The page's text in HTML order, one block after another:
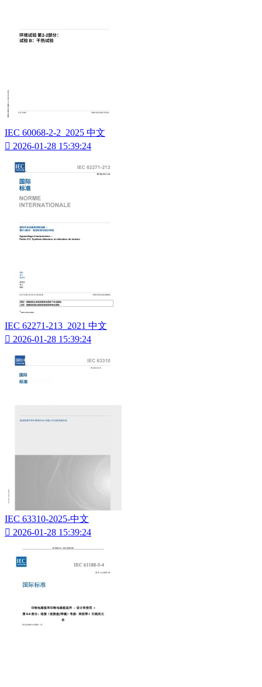
IEC 60068-2-2_2025 中文
 2026-01-28 15:39:24
IEC 62271-213_2021 中文
 2026-01-28 15:39:24
IEC 63310-2025-中文
 2026-01-28 15:39:24